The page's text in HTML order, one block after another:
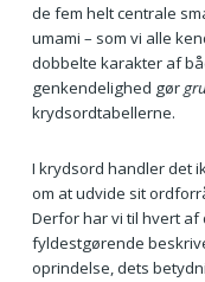
de fem helt centrale
umami – som vi alle
dobbelte karakter af
genkendelighed gør
krydsordtabellerne.
I krydsord handler det
om at udvide sit
Derfor har vi til hvert
fyldestgørende
oprindelse, dets